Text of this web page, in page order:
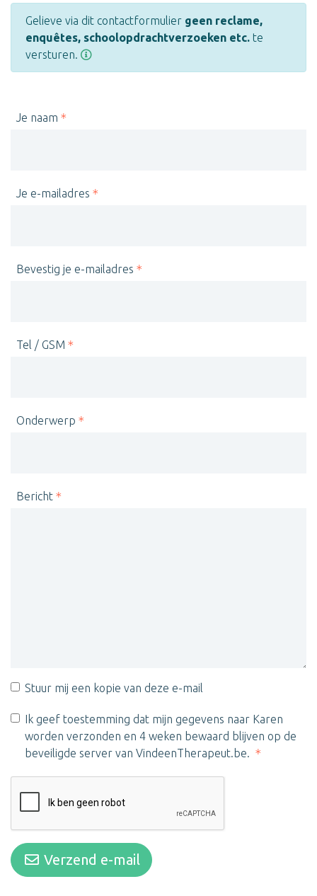
Gelieve via dit contactformulier geen reclame,
enquêtes, schoolopdrachtverzoeken etc. te
versturen.
Je naam
Je e-mailadres
Bevestig je e-mailadres
Tel / GSM
Onderwerp
Bericht
Stuur mij een kopie van deze e-mail
Ik geef toestemming dat mijn gegevens naar Karen
worden verzonden en 4 weken bewaard blijven op de
beveiligde server van VindeenTherapeut.be.
Verzend e-mail